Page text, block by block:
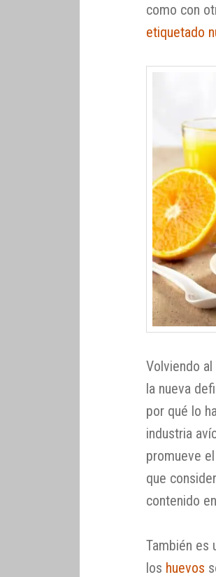
como con
etiquetado
Volviendo
la nueva
por qué lo
industria
promueve
que
contenido
También es
los huevos